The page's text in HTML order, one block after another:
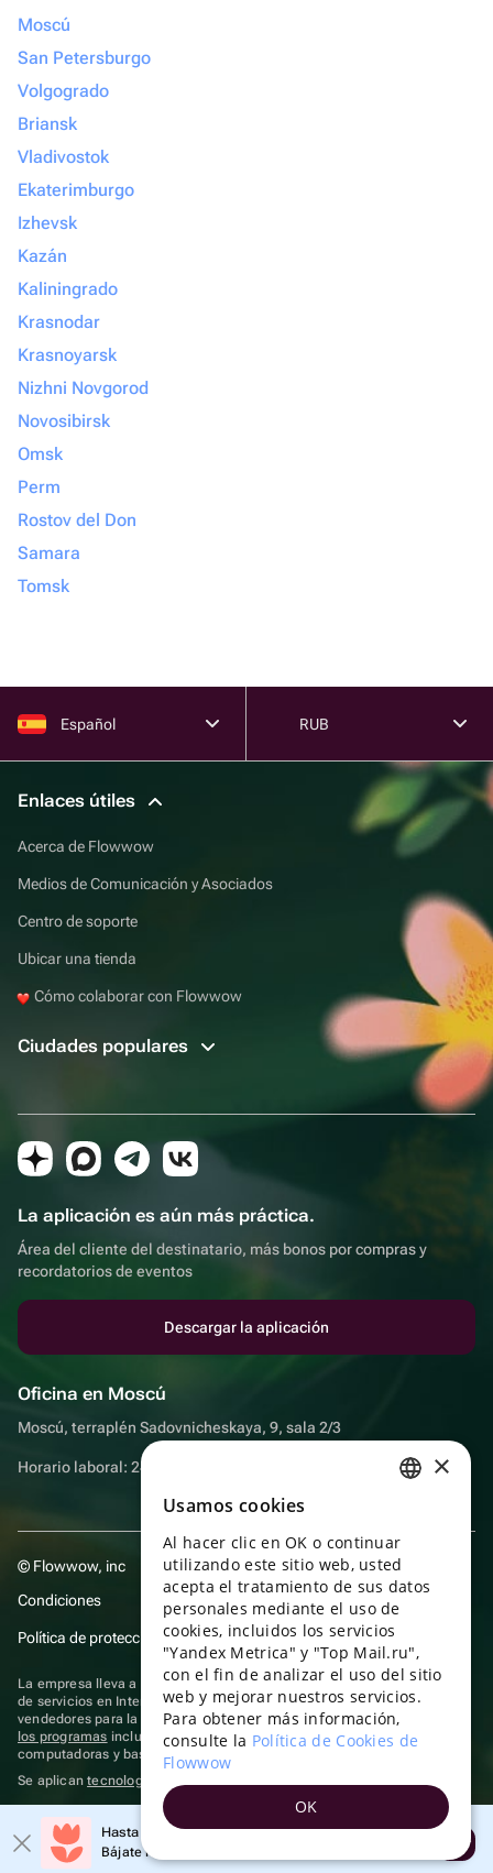
Moscú
San Petersburgo
Volgogrado
Briansk
Vladivostok
Ekaterimburgo
Izhevsk
Kazán
Kaliningrado
Krasnodar
Krasnoyarsk
Nizhni Novgorod
Novosibirsk
Omsk
Perm
Rostov del Don
Samara
Tomsk
Español RUB
Enlaces útiles
Acerca de Flowwow
Medios de Comunicación y Asociados
Centro de soporte
Ubicar una tienda
Cómo colaborar con Flowwow
Ciudades populares
La aplicación es aún más práctica.
Área del cliente del destinatario, más bonos por compras y
recordatorios de eventos
Descargar la aplicación
Oficina en Moscú
Moscú, terraplén Sadovnicheskaya, 9, sala 2/3
Horario laboral: 24 horas
© Flowwow, inc
Condiciones
Política de protección y privacidad de datos
La empresa lleva a cabo su actividad en el ámbito de las TI: prestación
de servicios en Internet para la publicación de ofertas (anuncios) de
vendedores para la venta de artículos. Acceder a lainformación sobre
los programas incluidos en el registro de programas rusos para
computadoras y bases de datos.
Se aplicantecnologías de recomendación
Hasta un 10% de descuento en el primer pedido
Bájate la aplicación y obtén tu código
Abrir
ENGLISH
UKRAINIAN
PORTUGUESE
SPANISH
HUNGARIAN
ITALIAN
×
Usamos cookies
Al hacer clic en OK o continuar
utilizando este sitio web, usted
acepta el tratamiento de sus datos
personales mediante el uso de
cookies, incluidos los servicios
"Yandex Metrica" y "Top Mail.ru",
con el fin de analizar el uso del sitio
web y mejorar nuestros servicios.
Para obtener más información,
consulte la Política de Cookies de
Flowwow
OK